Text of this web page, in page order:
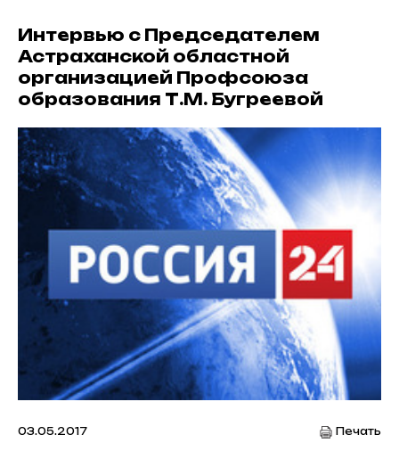
Интервью с Председателем
Астраханской областной
организацией Профсоюза
образования Т.М. Бугреевой
03.05.2017 Печать